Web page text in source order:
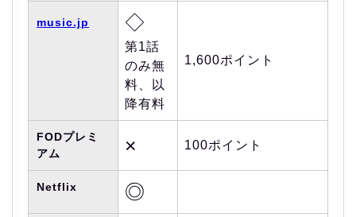
music.jp ◇
第1話
のみ無
料、以
降有料
1,600ポイント
FODプレミ
アム
× 100ポイント
Netflix ◎